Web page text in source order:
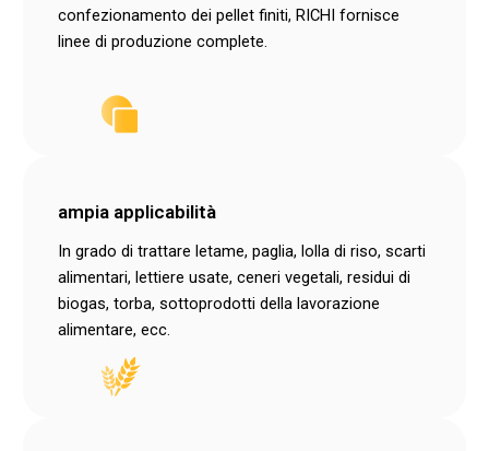
confezionamento dei pellet finiti, RICHI fornisce
linee di produzione complete.
ampia applicabilità
In grado di trattare letame, paglia, lolla di riso, scarti
alimentari, lettiere usate, ceneri vegetali, residui di
biogas, torba, sottoprodotti della lavorazione
alimentare, ecc.